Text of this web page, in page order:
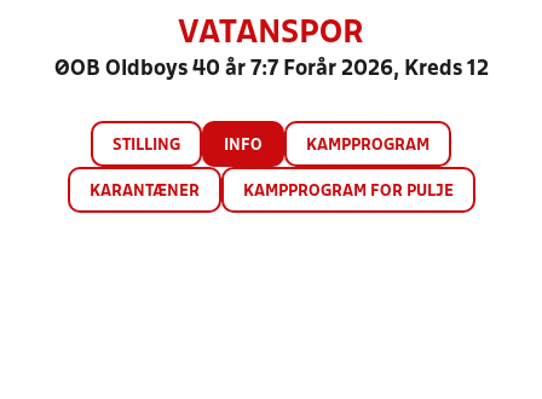
VATANSPOR
ØOB Oldboys 40 år 7:7 Forår 2026, Kreds 12
STILLING INFO KAMPPROGRAM
KARANTÆNER KAMPPROGRAM FOR PULJE